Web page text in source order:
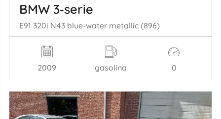
BMW 3‑serie
E91 320i N43 blue-water metallic (896)
2009 gasolina 0